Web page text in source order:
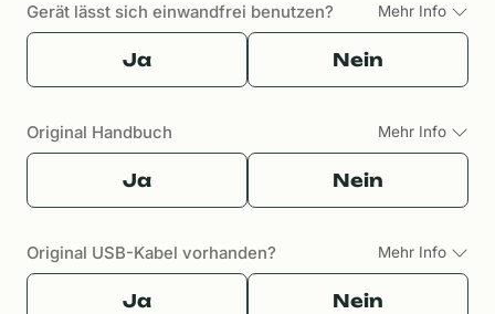
Gerät lässt sich einwandfrei benutzen? Mehr Info
Ja Nein
Original Handbuch Mehr Info
Ja Nein
Original USB-Kabel vorhanden? Mehr Info
Ja Nein